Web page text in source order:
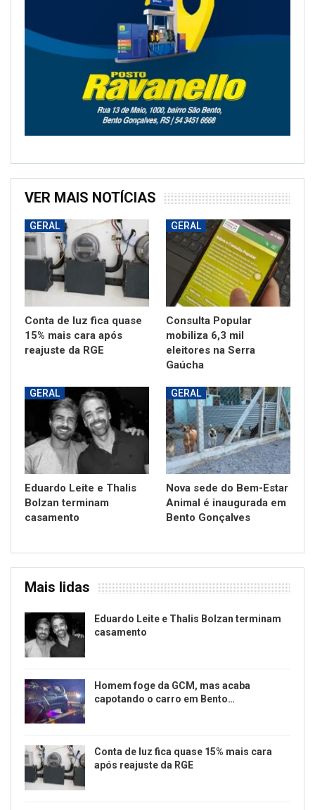
VER MAIS NOTÍCIAS
GERAL
Conta de luz fica quase
15% mais cara após
reajuste da RGE
GERAL
Consulta Popular
mobiliza 6,3 mil
eleitores na Serra
Gaúcha
GERAL
Eduardo Leite e Thalis
Bolzan terminam
casamento
GERAL
Nova sede do Bem-Estar
Animal é inaugurada em
Bento Gonçalves
Mais lidas
Eduardo Leite e Thalis Bolzan terminam
casamento
Homem foge da GCM, mas acaba
capotando o carro em Bento…
Conta de luz fica quase 15% mais cara
após reajuste da RGE